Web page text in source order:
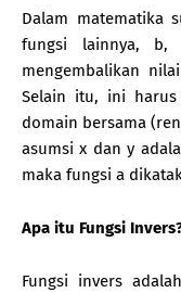
Dalam matematika
fungsi lainnya,
mengembalikan
Selain itu, ini
domain bersama
asumsi x dan y
maka fungsi a
Apa itu Fungsi
Fungsi invers